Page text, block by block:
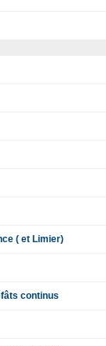
( et Limier)
continus